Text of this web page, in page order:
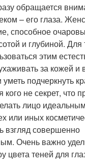
обращается
– его глаза.
способное
и глубиной. Для
этим
за кожей и
подчеркнуть
кого не секрет, что
лицо
или иных
взгляд совершенно
Очень важно
цвета теней для